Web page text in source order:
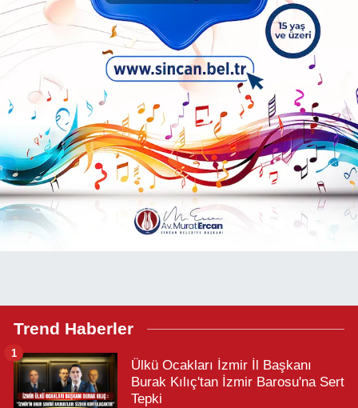
Trend Haberler
Ülkü Ocakları İzmir İl Başkanı
Burak Kılıç'tan İzmir Barosu'na Sert
Tepki
1